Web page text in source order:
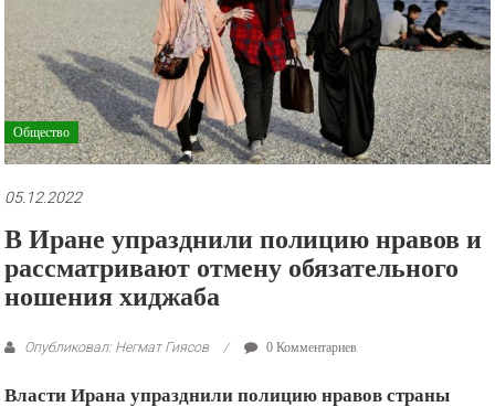
рекламные
ролики
и
презентации.
Общество
05.12.2022
В Иране упразднили полицию нравов и
рассматривают отмену обязательного
ношения хиджаба
Опубликовал: Негмат Гиясов 0 Комментариев
Власти Ирана упразднили полицию нравов страны